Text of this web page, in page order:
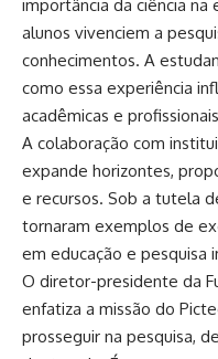
importância da ciência na
alunos vivenciem a
conhecimentos. A
como essa experiência
acadêmicas e
A colaboração com
expande horizontes,
e recursos. Sob a tutela
tornaram exemplos de
em educação e pesquisa
O diretor-presidente da
enfatiza a missão do
prosseguir na pesquisa,